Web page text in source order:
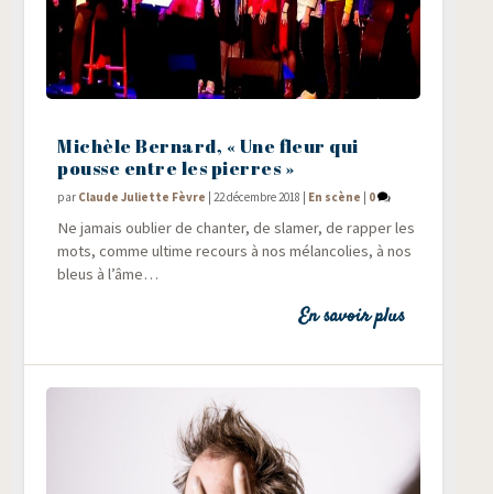
Michèle Bernard, « Une fleur qui
pousse entre les pierres »
par Claude Juliette Fèvre |22 décembre 2018 | En scène | 0
Ne jamais oublier de chan­ter, de sla­mer, de rap­per les
mots, comme ultime recours à nos mélan­co­lies, à nos
bleus à l’âme…
En savoir plus